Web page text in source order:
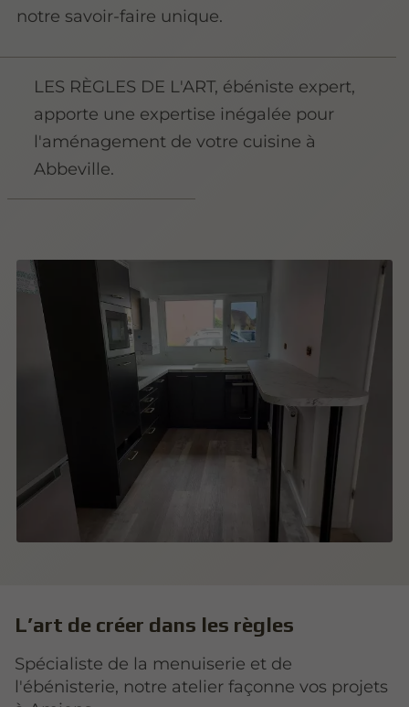
notre savoir-faire unique.
LES RÈGLES DE L'ART, ébéniste expert,
apporte une expertise inégalée pour
l'aménagement de votre cuisine à
Abbeville.
L’art de créer dans les règles
Spécialiste de la menuiserie et de
l'ébénisterie, notre atelier façonne vos projets